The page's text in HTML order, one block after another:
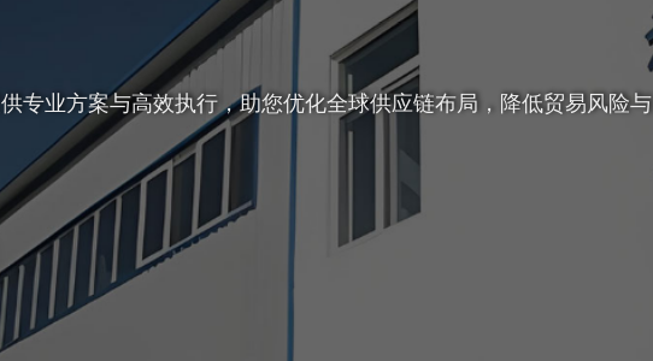
专业方案与高效执行，助您优化全球供应链布局，降低贸易风险与